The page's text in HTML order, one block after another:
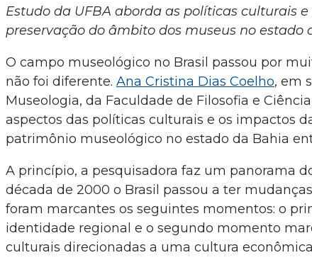
Estudo da UFBA aborda as políticas culturais
preservação do âmbito dos museus no estado
O campo museológico no Brasil passou por
não foi diferente. Ana Cristina Dias Coelho, em
Museologia, da Faculdade de Filosofia e
aspectos das políticas culturais e os impactos
patrimônio museológico no estado da Bahia
A princípio, a pesquisadora faz um panorama
década de 2000 o Brasil passou a ter
foram marcantes os seguintes momentos: o
identidade regional e o segundo momento
culturais direcionadas a uma cultura